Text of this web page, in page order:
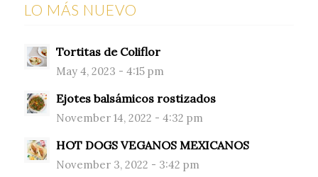
LO MÁS NUEVO
Tortitas de Coliflor
May 4, 2023 - 4:15 pm
Ejotes balsámicos rostizados
November 14, 2022 - 4:32 pm
HOT DOGS VEGANOS MEXICANOS
November 3, 2022 - 3:42 pm